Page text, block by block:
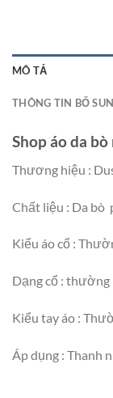
MÔ TẢ
THÔNG TIN BỔ
Shop áo da
Thương hiệu :
Chất liệu : Da bò
Kiểu áo cổ :
Dạng cổ : thường
Kiểu tay áo :
Áp dụng : Thanh